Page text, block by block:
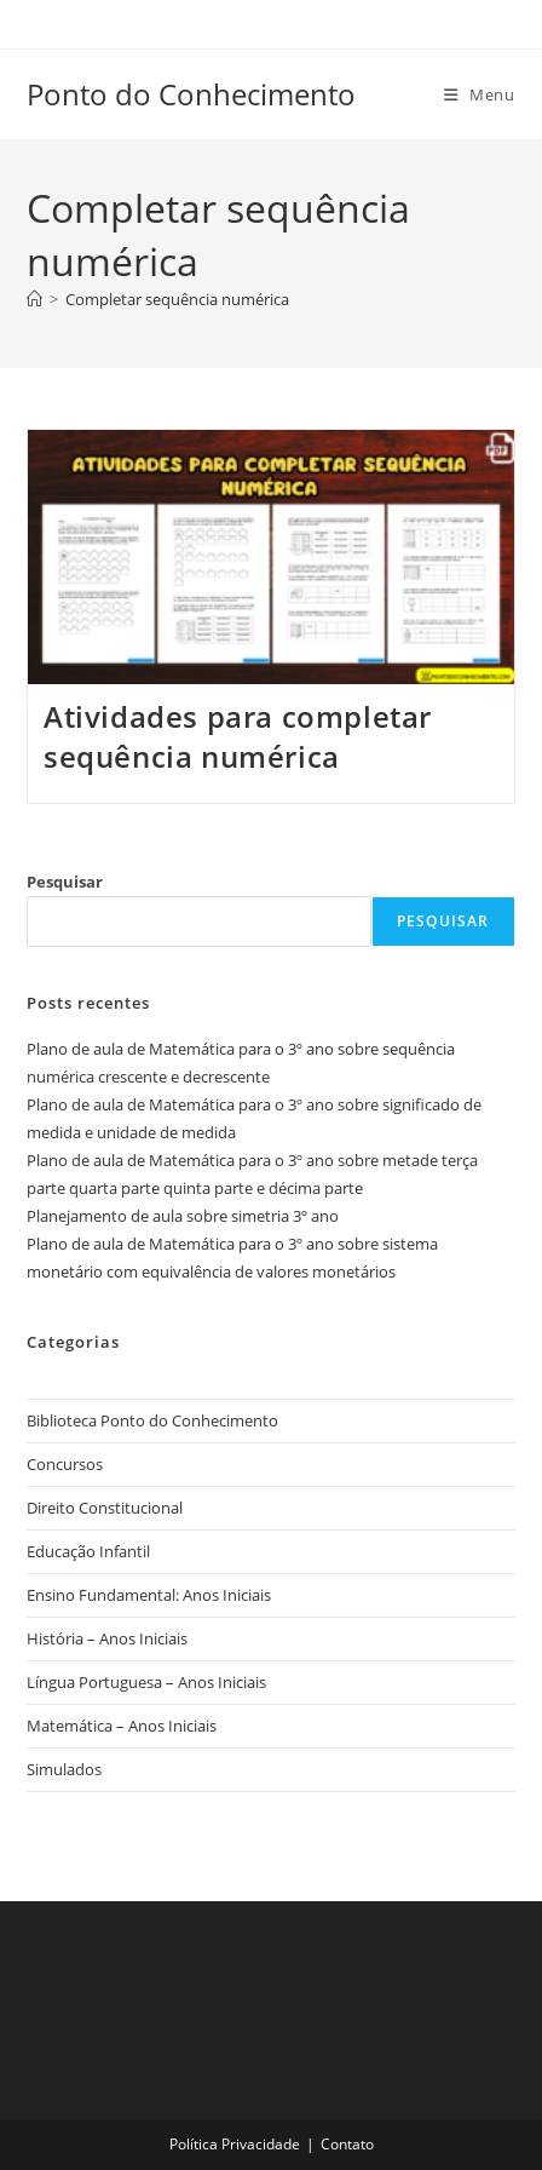
conteúdo
Ponto do Conhecimento Menu
Completar sequência
numérica
> Completar sequência numérica
Atividades para completar
sequência numérica
Pesquisar
PESQUISAR
Posts recentes
Plano de aula de Matemática para o 3º ano sobre sequência
numérica crescente e decrescente
Plano de aula de Matemática para o 3º ano sobre significado de
medida e unidade de medida
Plano de aula de Matemática para o 3º ano sobre metade terça
parte quarta parte quinta parte e décima parte
Planejamento de aula sobre simetria 3º ano
Plano de aula de Matemática para o 3º ano sobre sistema
monetário com equivalência de valores monetários
Categorias
Biblioteca Ponto do Conhecimento
Concursos
Direito Constitucional
Educação Infantil
Ensino Fundamental: Anos Iniciais
História – Anos Iniciais
Língua Portuguesa – Anos Iniciais
Matemática – Anos Iniciais
Simulados
Política Privacidade Contato